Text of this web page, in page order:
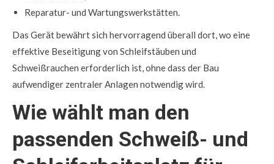
Reparatur- und Wartungswerkstätten.
Das Gerät bewährt sich hervorragend überall dort, wo eine
effektive Beseitigung von Schleifstäuben und
Schweißrauchen erforderlich ist, ohne dass der Bau
aufwendiger zentraler Anlagen notwendig wird.
Wie wählt man den
passenden Schweiß- und